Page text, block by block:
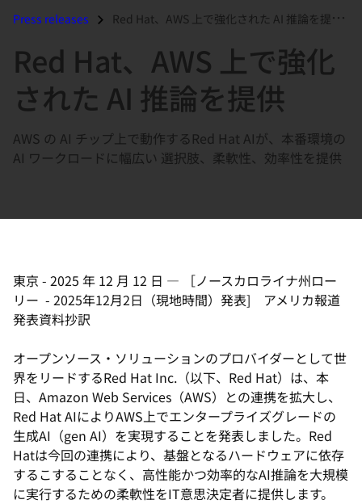
の
し
て
Press releases Red Hat、AWS 上で強化された AI 推論を提供...
Red Hat、AWS 上で強化
された AI 推論を提供
AWS の AI チップ上で動作するRed Hat AIが、本番環境の
AI ワークロードに幅広い 選択肢、柔軟性、効率性を提供
東京 - 2025 年 12 月 12 日 —
［ノースカロライナ州ロー
リー - 2025年12月2日（現地時間）発表] アメリカ報道
発表資料抄訳
オープンソース・ソリューションのプロバイダーとして世
界をリードするRed Hat Inc.（以下、Red Hat）は、本
日、Amazon Web Services（AWS）との連携を拡大し、
Red Hat AIによりAWS上でエンタープライズグレードの
生成AI（gen AI）を実現することを発表しました。Red
Hatは今回の連携により、基盤となるハードウェアに依存
するこすることなく、高性能かつ効率的なAI推論を大規模
に実行するための柔軟性をIT意思決定者に提供します。